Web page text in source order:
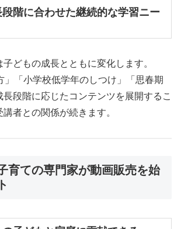
階に合わせた継続的な学習ニー
どもの成長とともに変化します。
」「小学校低学年のしつけ」「思春期
段階に応じたコンテンツを展開するこ
者との関係が続きます。
育ての専門家が動画販売を始